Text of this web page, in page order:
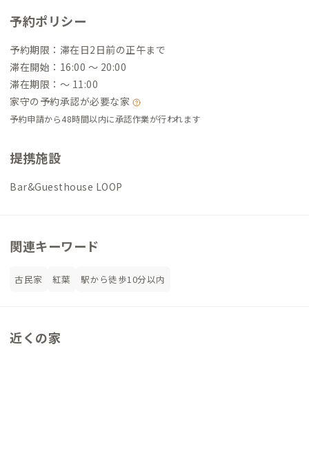
予約ポリシー
予約期限：滞在日2日前の正午まで
滞在開始：16:00 〜 20:00
滞在期限：〜 11:00
家守の予約承認が必要な家
予約申請から48時間以内に承認作業が行われます
提携施設
Bar&Guesthouse LOOP
関連キーワード
古民家 紅葉 駅から徒歩10分以内
近くの家